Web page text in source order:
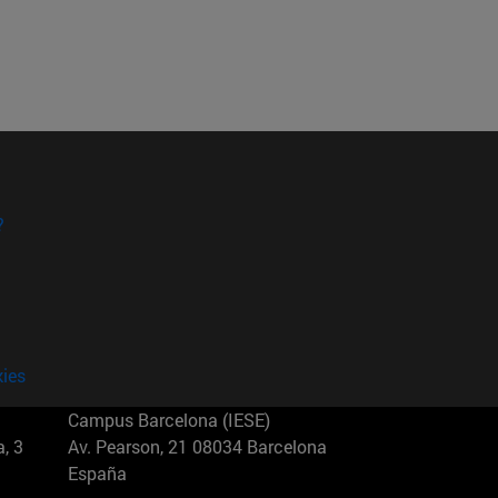
3
Campus Barcelona (IESE)
Av. Pearson, 21 08034 Barcelona
España